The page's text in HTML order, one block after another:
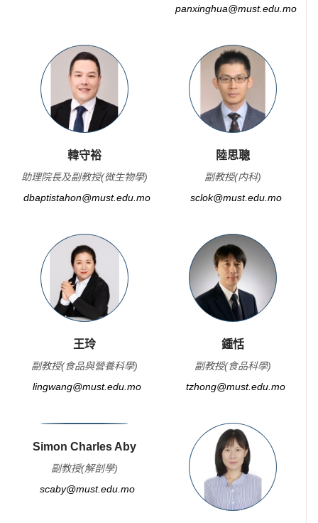
panxinghua@must.edu.mo
韓守裕
助理院長及副教授(微生物學)
dbaptistahon@must.edu.mo
陸思聰
副教授(内科)
sclok@must.edu.mo
王玲
副教授(食品與營養科學)
lingwang@must.edu.mo
鍾恬
副教授(食品科學)
tzhong@must.edu.mo
Simon Charles Aby
副教授(解剖學)
scaby@must.edu.mo